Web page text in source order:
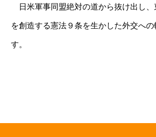
日米軍事同盟絶対の道から抜け出し
を創造する憲法９条を生かした外交へ
す。